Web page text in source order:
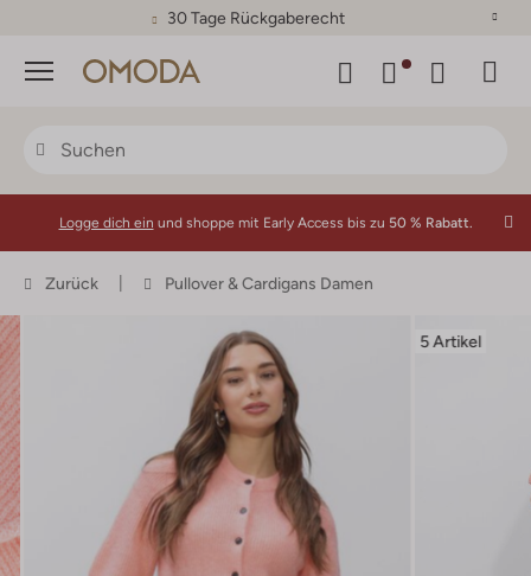
30 Tage Rückgaberecht
Menü
Logge dich ein und shoppe mit Early Access bis zu 50 % Rabatt.
Zurück Pullover & Cardigans Damen
5 Artikel